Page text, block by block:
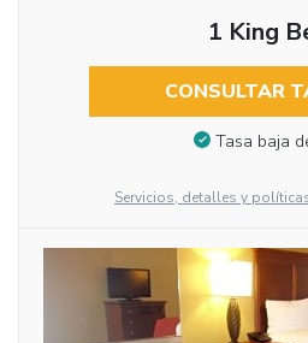
1 King
CONSULTAR
Tasa baja
Servicios, detalles y